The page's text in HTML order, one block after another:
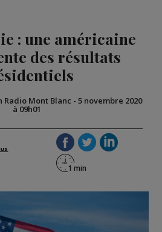
: une américaine
des résultats
Radio Mont Blanc - 5 novembre 2020
à 09h01